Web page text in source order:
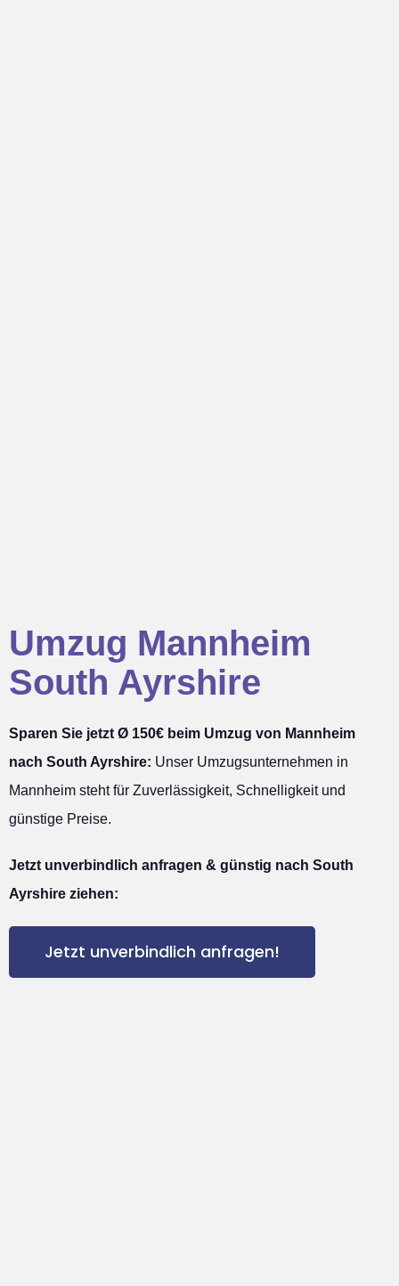
Umzug Mannheim
South Ayrshire
Sparen Sie jetzt Ø 150€ beim Umzug von Mannheim
nach South Ayrshire: Unser Umzugsunternehmen in
Mannheim steht für Zuverlässigkeit, Schnelligkeit und
günstige Preise.
Jetzt unverbindlich anfragen & günstig nach South
Ayrshire ziehen:
Jetzt unverbindlich anfragen!